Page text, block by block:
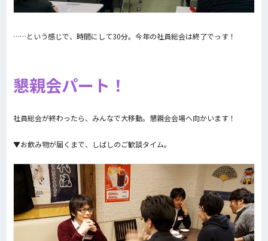
……という感じで、時間にして30分。今年の社員総会は終了でっす！
懇親会パート！
社員総会が終わったら、みんなで大移動。懇親会会場へ向かいます！
▼お飲み物が届くまで、しばしのご歓談タイム。